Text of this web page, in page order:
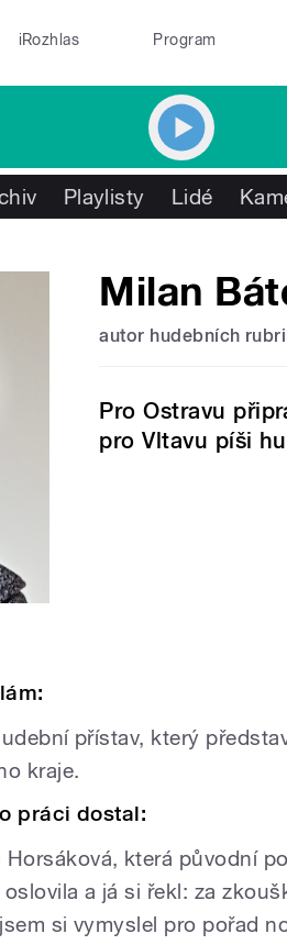
iRozhlas Program
Playlisty Lidé
Milan
autor hudebních
Pro Ostravu
pro Vltavu píši
přístav, který
kraje.
práci dostal:
která původní
a já si řekl: za
si vymyslel pro pořad